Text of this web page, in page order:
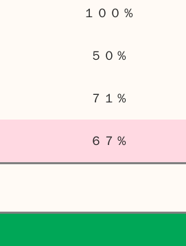
１００％
５０％
７１％
６７％